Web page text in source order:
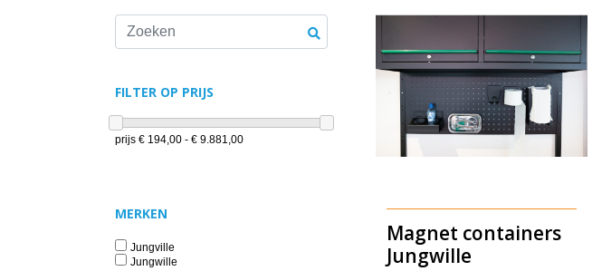
FILTER OP PRIJS
prijs € 194,00 - € 9.881,00
MERKEN
Jungville
Jungwille
Magnet containers
Jungwille